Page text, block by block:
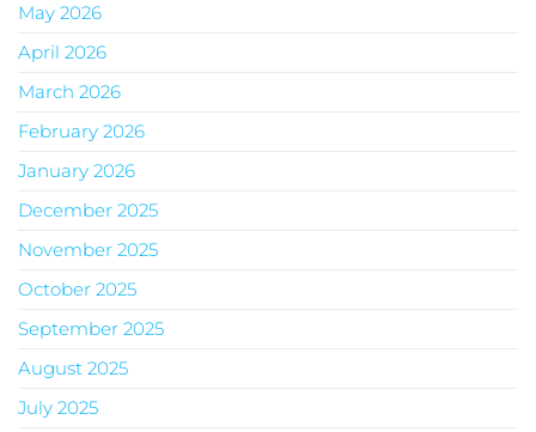
May 2026
April 2026
March 2026
February 2026
January 2026
December 2025
November 2025
October 2025
September 2025
August 2025
July 2025